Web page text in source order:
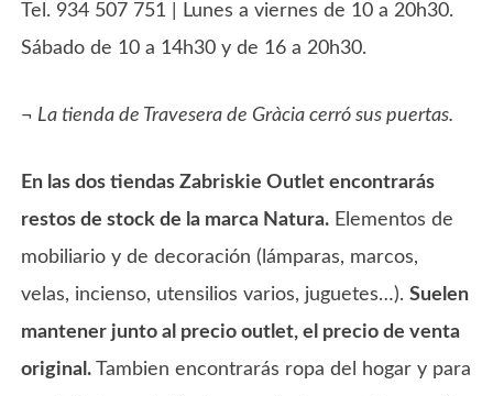
Tel. 934 507 751 | Lunes a viernes de 10 a 20h30.
Sábado de 10 a 14h30 y de 16 a 20h30.
¬ La tienda de Travesera de Gràcia cerró sus puertas.
En las dos tiendas Zabriskie Outlet encontrarás
restos de stock de la marca Natura. Elementos de
mobiliario y de decoración (lámparas, marcos,
velas, incienso, utensilios varios, juguetes…).Suelen
mantener junto al precio outlet, el precio de venta
original. Tambien encontrarás ropa del hogar y para